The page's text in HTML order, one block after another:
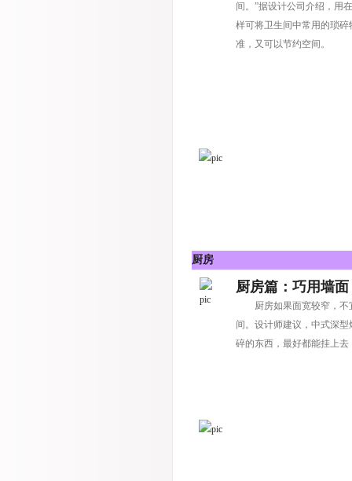
间。”据设计公司介绍，用
样可将卫生间中常用的琐
准，又可以节约空间。
厨房
厨房篇：巧用墙
厨房如果面宽较窄，
间。设计师建议，中式深
碎的东西，最好都能挂上